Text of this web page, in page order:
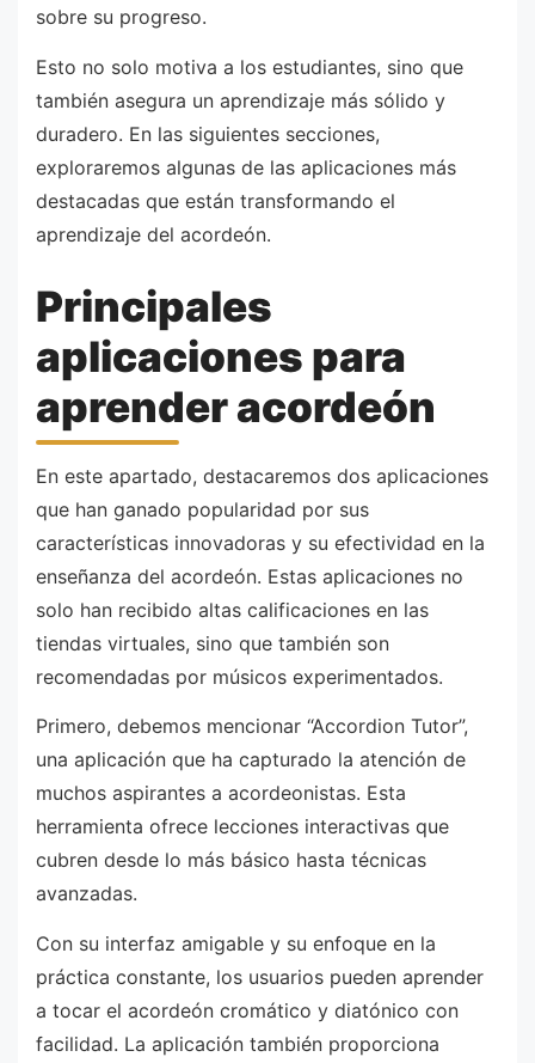
sobre su progreso.
Esto no solo motiva a los estudiantes, sino que
también asegura un aprendizaje más sólido y
duradero. En las siguientes secciones,
exploraremos algunas de las aplicaciones más
destacadas que están transformando el
aprendizaje del acordeón.
Principales
aplicaciones para
aprender acordeón
En este apartado, destacaremos dos aplicaciones
que han ganado popularidad por sus
características innovadoras y su efectividad en la
enseñanza del acordeón. Estas aplicaciones no
solo han recibido altas calificaciones en las
tiendas virtuales, sino que también son
recomendadas por músicos experimentados.
Primero, debemos mencionar “Accordion Tutor”,
una aplicación que ha capturado la atención de
muchos aspirantes a acordeonistas. Esta
herramienta ofrece lecciones interactivas que
cubren desde lo más básico hasta técnicas
avanzadas.
Con su interfaz amigable y su enfoque en la
práctica constante, los usuarios pueden aprender
a tocar el acordeón cromático y diatónico con
facilidad. La aplicación también proporciona